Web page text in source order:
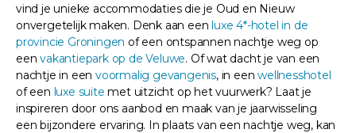
vind je unieke accommodaties die je Oud en Nieuw
onvergetelijk maken. Denk aan eenluxe 4*-hotel in de
provincie Groningen of een ontspannen nachtje weg op
eenvakantiepark op de Veluwe. Of wat dacht je van een
nachtje in eenvoormalig gevangenis, in eenwellnesshotel
of een luxe suite met uitzicht op het vuurwerk? Laat je
inspireren door ons aanbod en maak van je jaarwisseling
een bijzondere ervaring. In plaats van een nachtje weg, kan